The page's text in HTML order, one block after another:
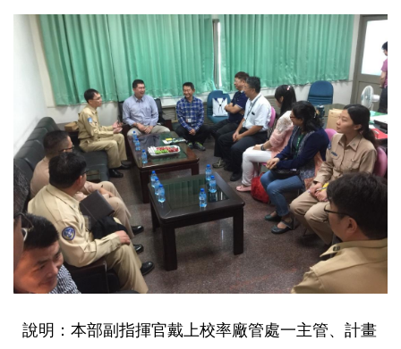
說明：本部副指揮官戴上校率廠管處一主管、計畫